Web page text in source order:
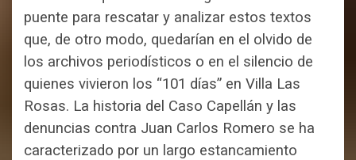
puente para rescatar y analizar estos textos
que, de otro modo, quedarían en el olvido de
los archivos periodísticos o en el silencio de
quienes vivieron los “101 días” en Villa Las
Rosas. La historia del Caso Capellán y las
denuncias contra Juan Carlos Romero se ha
caracterizado por un largo estancamiento